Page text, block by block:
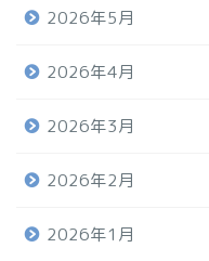
2026年5月
2026年4月
2026年3月
2026年2月
2026年1月